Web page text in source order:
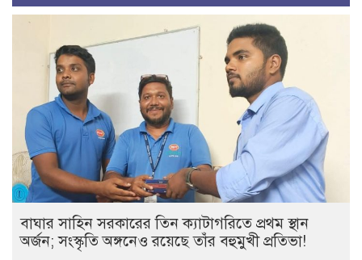
বাঘার সাহিন সরকারের তিন ক্যাটাগরিতে প্রথম স্থান
অর্জন; সংস্কৃতি অঙ্গনেও রয়েছে তাঁর বহুমুখী প্রতিভা!